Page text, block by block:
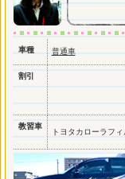
車種 普通車
割引
教習車
トヨタカローラフィ